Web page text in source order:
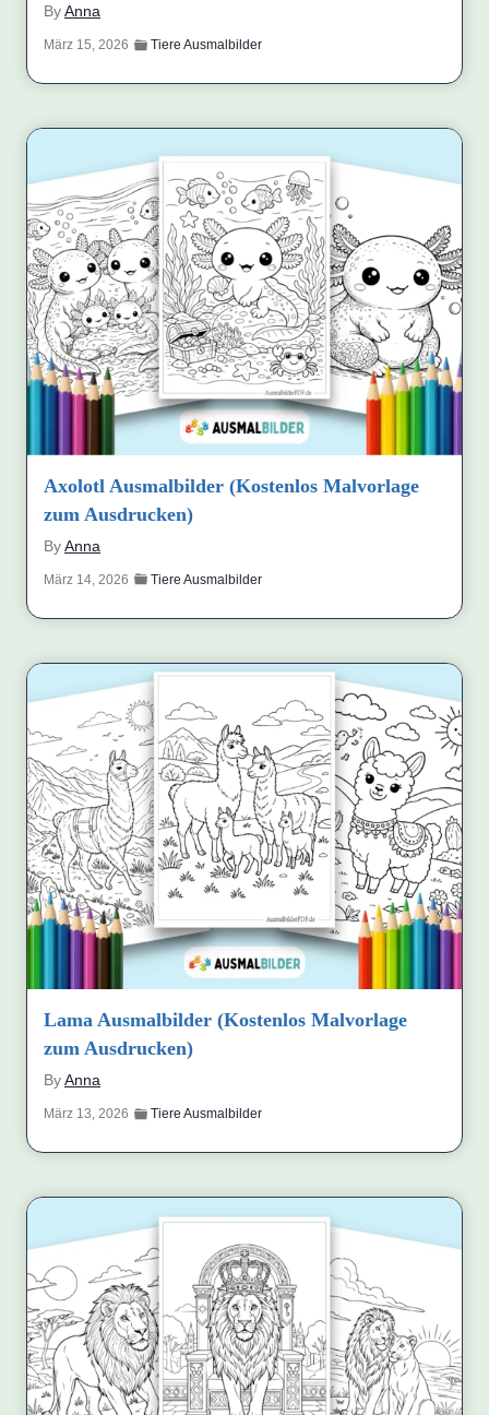
ByAnna
März 15, 2026 Tiere Ausmalbilder
Axolotl Ausmalbilder (Kostenlos Malvorlage
zum Ausdrucken)
ByAnna
März 14, 2026 Tiere Ausmalbilder
Lama Ausmalbilder (Kostenlos Malvorlage
zum Ausdrucken)
ByAnna
März 13, 2026 Tiere Ausmalbilder